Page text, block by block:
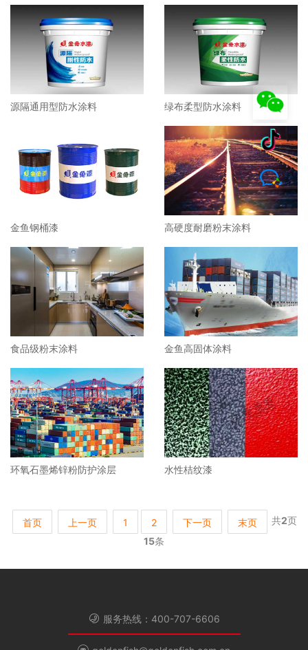
源隔通用型防水涂料 绿布柔型防水涂料
金鱼钢桶漆 高硬度耐磨粉末涂料
食品级粉末涂料 金鱼高固体涂料
环氧石墨烯锌粉防护涂层 水性桔纹漆
首页 上一页 1 2 下一页 末页 共2页
15条
服务热线：400-707-6606